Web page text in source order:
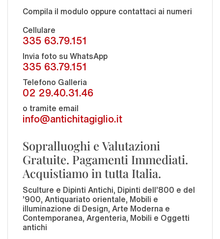
Compila il modulo oppure contattaci ai numeri
Cellulare
335 63.79.151
Invia foto su WhatsApp
335 63.79.151
Telefono Galleria
02 29.40.31.46
o tramite email
info@antichitagiglio.it
Sopralluoghi e Valutazioni
Gratuite. Pagamenti Immediati.
Acquistiamo in tutta Italia.
Sculture e Dipinti Antichi, Dipinti dell'800 e del
'900, Antiquariato orientale, Mobili e
illuminazione di Design, Arte Moderna e
Contemporanea, Argenteria, Mobili e Oggetti
antichi